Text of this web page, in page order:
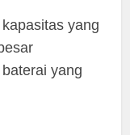
yang
yang